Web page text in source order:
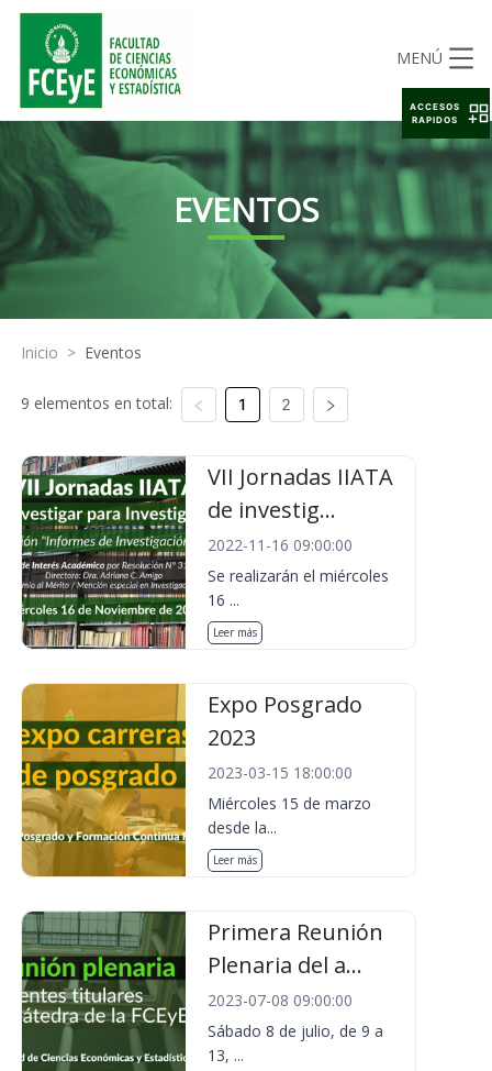
MENÚ
EVENTOS
Inicio > Eventos
9 elementos en total: 1 2
VII Jornadas IIATA
de investig...
2022-11-16 09:00:00
Se realizarán el miércoles
16 ...
Leer más
Expo Posgrado
2023
2023-03-15 18:00:00
Miércoles 15 de marzo
desde la...
Leer más
Primera Reunión
Plenaria del a...
2023-07-08 09:00:00
Sábado 8 de julio, de 9 a
13, ...
ACCESOS
RAPIDOS